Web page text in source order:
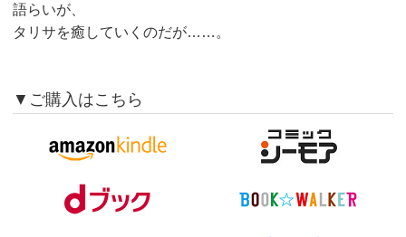
語らいが、
タリサを癒していくのだが……。
▼ご購入はこちら